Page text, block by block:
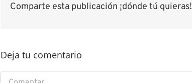
Comparte esta publicación ¡dónde tú quieras!
Deja tu comentario
Comentar